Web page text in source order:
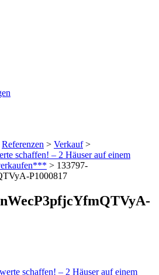
Referenzen > Verkauf>
schaffen! – 2 Häuser auf einem
> 133797-
P1000817
schaffen! – 2 Häuser auf einem